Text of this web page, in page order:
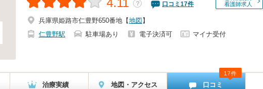
看護師求人
4.11 ？ 口コミ 17件
兵庫県姫路市仁豊野650番地 【地図 】
仁豊野駅
駐車場あり 電子決済可 マイナ受付
治療実績 地図・アクセス 口コミ
17件